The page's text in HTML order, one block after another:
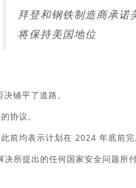
拜登和钢铁制造商承诺
将保持美国地位
铺平了道路。
协议。
前均表示计划在 2024 年底前完
所提出的任何国家安全问题所